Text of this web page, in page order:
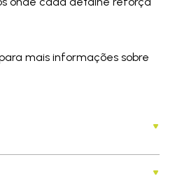
mais informações sobre